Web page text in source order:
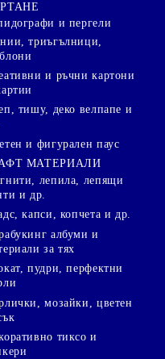
и пергели
триъгълници,
и ръчни картони
тишу, деко велпапе и
и фигурален паус
МАТЕРИАЛИ
лепила, лепящи
и др.
капси, копчета и др.
албуми и
за тях
пудри, перфектни
мозайки, цветен
тиксо и